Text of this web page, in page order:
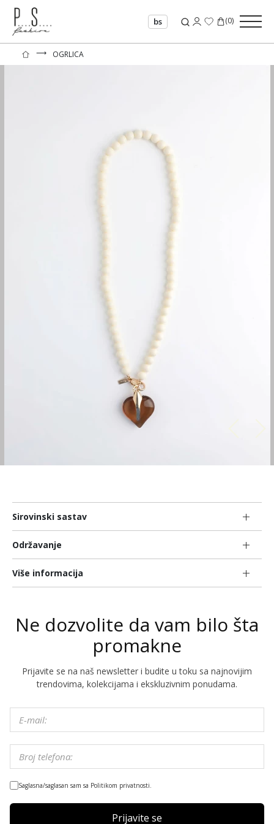
bs (0)
⟶ OGRLICA
Sirovinski sastav
Održavanje
Više informacija
Ne dozvolite da vam bilo šta
promakne
Prijavite se na naš newsletter i budite u toku sa najnovijim
trendovima, kolekcijama i ekskluzivnim ponudama.
Saglasna/saglasan sam sa Politikom privatnosti.
Prijavite se